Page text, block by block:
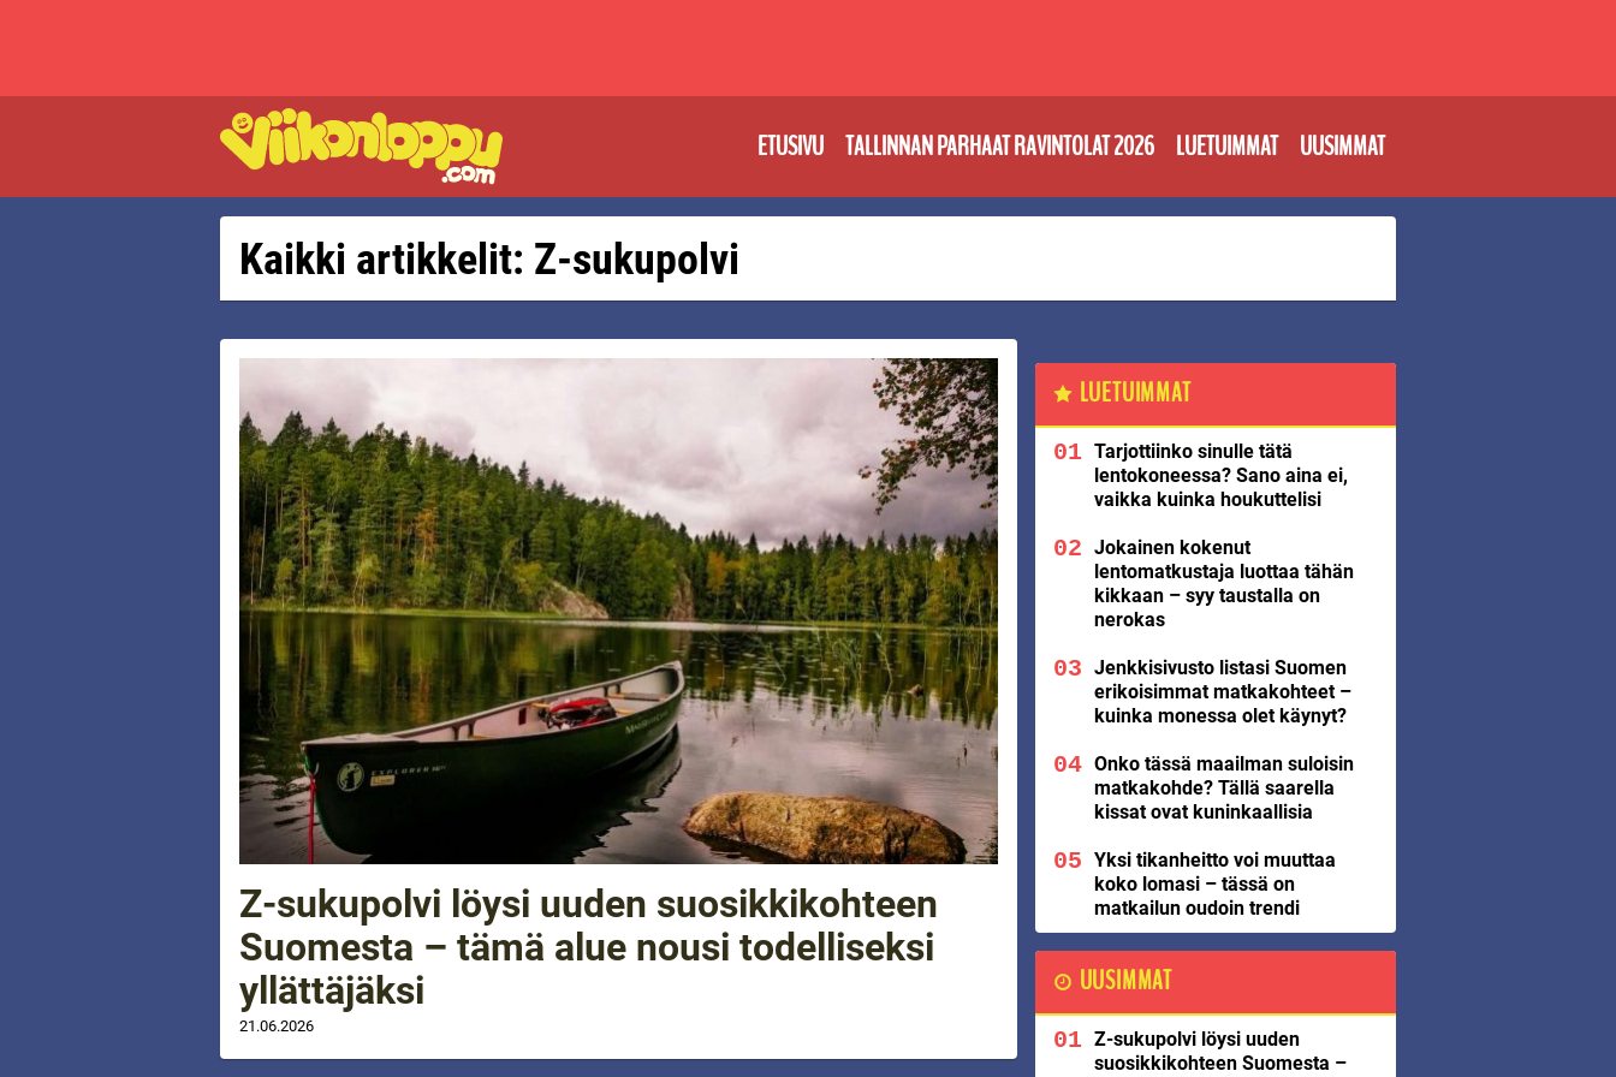
ETUSIVU TALLINNAN PARHAAT RAVINTOLAT 2026 LUETUIMMAT UUSIMMAT
Kaikki artikkelit: Z-sukupolvi
Z-sukupolvi löysi uuden suosikkikohteen
Suomesta – tämä alue nousi todelliseksi
yllättäjäksi
21.06.2026
LUETUIMMAT
Tarjottiinko sinulle tätä
lentokoneessa? Sano aina ei,
vaikka kuinka houkuttelisi
Jokainen kokenut
lentomatkustaja luottaa tähän
kikkaan – syy taustalla on
nerokas
Jenkkisivusto listasi Suomen
erikoisimmat matkakohteet –
kuinka monessa olet käynyt?
Onko tässä maailman suloisin
matkakohde? Tällä saarella
kissat ovat kuninkaallisia
Yksi tikanheitto voi muuttaa
koko lomasi – tässä on
matkailun oudoin trendi
UUSIMMAT
Z-sukupolvi löysi uuden
suosikkikohteen Suomesta –